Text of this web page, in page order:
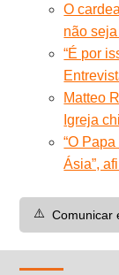
O
não
“É por
Matteo
Igreja
“O
Ásia”,
⚠️ Comunicar